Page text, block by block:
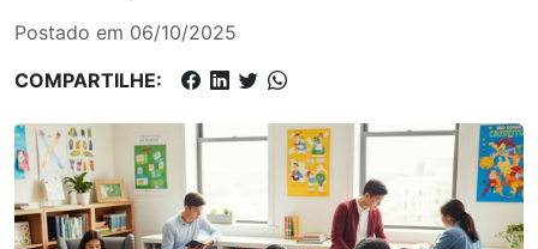
Postado em 06/10/2025
COMPARTILHE: